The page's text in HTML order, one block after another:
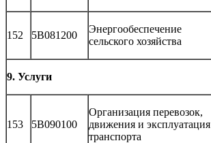
152 5В081200
Энергообеспечение
сельского хозяйства
9. Услуги
153 5В090100
Организация перевозок,
движения и эксплуатация
транспорта